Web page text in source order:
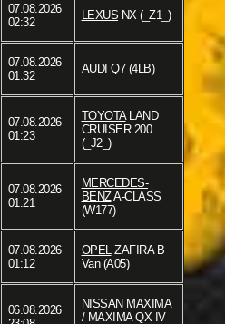
07.08.2026
02:32
LEXUS NX (_Z1_)
07.08.2026
01:32
AUDI Q7 (4LB)
07.08.2026
01:23
TOYOTALAND
CRUISER 200
(_J2_)
07.08.2026
01:21
MERCEDES-
BENZA-CLASS
(W177)
07.08.2026
01:12
OPEL ZAFIRA B
Van (A05)
06.08.2026
NISSANMAXIMA
/ MAXIMA QX IV